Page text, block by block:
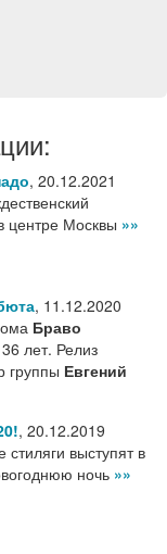
, 20.12.2021
центре Москвы »»
, 11.12.2020
Браво
лет. Релиз
группы Евгений
, 20.12.2019
стиляги выступят в
ночь »»